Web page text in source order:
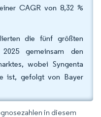
CAGR von 8,32 %
die fünf größten
gemeinsam den
wobei Syngenta
ist, gefolgt von Bayer
in diesem